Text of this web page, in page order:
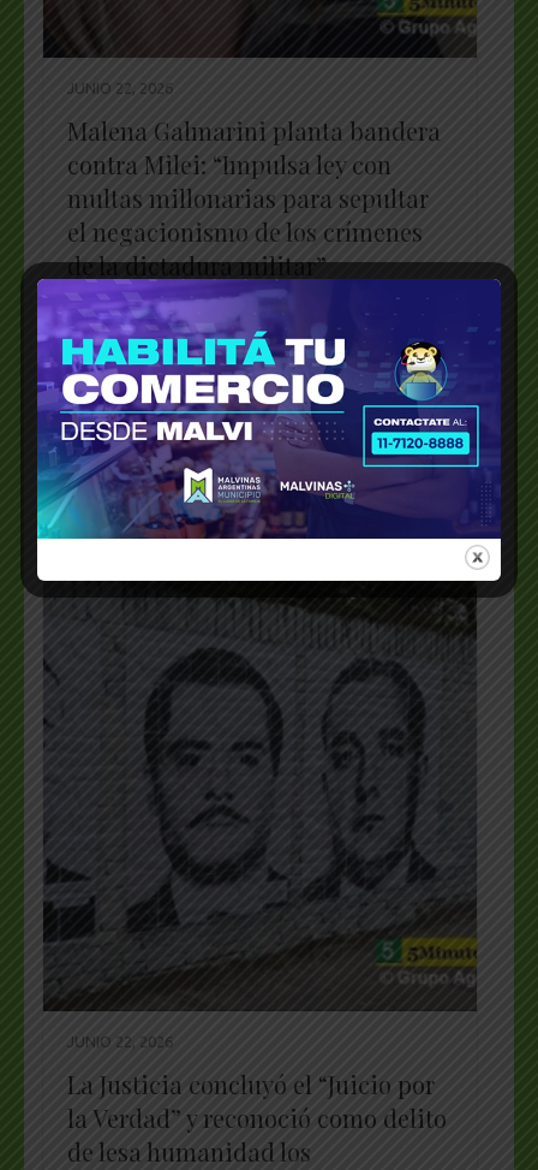
JUNIO 22, 2026
Malena Galmarini planta bandera
contra Milei: “Impulsa ley con
multas millonarias para sepultar
el negacionismo de los crímenes
de la dictadura militar”
WhatsApp
X Telegram
Facebook
Messenger
Bluesky
PrintFriendly
Share
…
JUNIO 22, 2026
La Justicia concluyó el “Juicio por
la Verdad” y reconoció como delito
de lesa humanidad los